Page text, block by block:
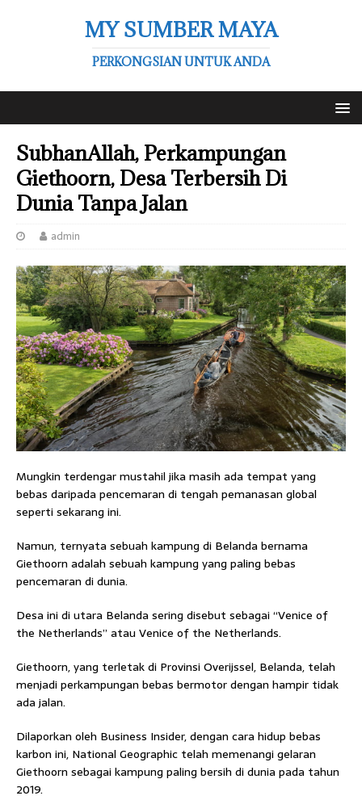
MY SUMBER MAYA
PERKONGSIAN UNTUK ANDA
SubhanAllah, Perkampungan
Giethoorn, Desa Terbersih Di
Dunia Tanpa Jalan
admin
Mungkin terdengar mustahil jika masih ada tempat yang
bebas daripada pencemaran di tengah pemanasan global
seperti sekarang ini.
Namun, ternyata sebuah kampung di Belanda bernama
Giethoorn adalah sebuah kampung yang paling bebas
pencemaran di dunia.
Desa ini di utara Belanda sering disebut sebagai “Venice of
the Netherlands” atau Venice of the Netherlands.
Giethoorn, yang terletak di Provinsi Overijssel, Belanda, telah
menjadi perkampungan bebas bermotor dengan hampir tidak
ada jalan.
Dilaporkan oleh Business Insider, dengan cara hidup bebas
karbon ini, National Geographic telah memenangi gelaran
Giethoorn sebagai kampung paling bersih di dunia pada tahun
2019.